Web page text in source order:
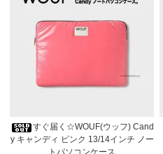
すぐ届く☆WOUF(ウッフ) Cand
y キャンディ ピンク 13/14インチ ノー